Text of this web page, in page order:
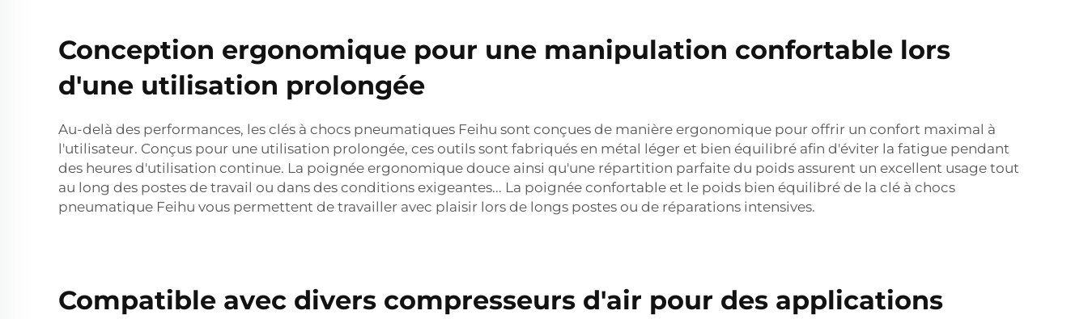
Conception ergonomique pour une manipulation confortable lors
d'une utilisation prolongée
Au-delà des performances, les clés à chocs pneumatiques Feihu sont conçues de manière ergonomique pour offrir un confort maximal à
l'utilisateur. Conçus pour une utilisation prolongée, ces outils sont fabriqués en métal léger et bien équilibré afin d'éviter la fatigue pendant
des heures d'utilisation continue. La poignée ergonomique douce ainsi qu'une répartition parfaite du poids assurent un excellent usage tout
au long des postes de travail ou dans des conditions exigeantes... La poignée confortable et le poids bien équilibré de la clé à chocs
pneumatique Feihu vous permettent de travailler avec plaisir lors de longs postes ou de réparations intensives.
Compatible avec divers compresseurs d'air pour des applications